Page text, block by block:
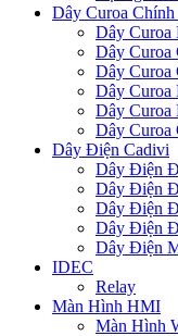
Dây Curoa
Dây
Dây
Dây Curoa
Dây
Dây
Dây
Dây Điện Cadivi
Dây Điện
Dây Điện
Dây Điện
Dây Điện
Dây Điện
IDEC
Relay
Màn Hình HMI
Màn Hình